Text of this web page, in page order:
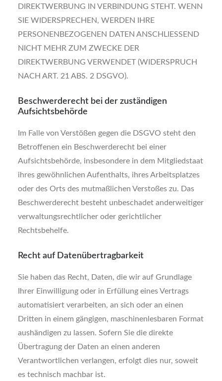
DIREKTWERBUNG IN VERBINDUNG STEHT. WENN
SIE WIDERSPRECHEN, WERDEN IHRE
PERSONENBEZOGENEN DATEN ANSCHLIESSEND
NICHT MEHR ZUM ZWECKE DER
DIREKTWERBUNG VERWENDET (WIDERSPRUCH
NACH ART. 21 ABS. 2 DSGVO).
Beschwerde­recht bei der zuständigen
Aufsichts­behörde
Im Falle von Verstößen gegen die DSGVO steht den
Betroffenen ein Beschwerderecht bei einer
Aufsichtsbehörde, insbesondere in dem Mitgliedstaat
ihres gewöhnlichen Aufenthalts, ihres Arbeitsplatzes
oder des Orts des mutmaßlichen Verstoßes zu. Das
Beschwerderecht besteht unbeschadet anderweitiger
verwaltungsrechtlicher oder gerichtlicher
Rechtsbehelfe.
Recht auf Daten­übertrag­barkeit
Sie haben das Recht, Daten, die wir auf Grundlage
Ihrer Einwilligung oder in Erfüllung eines Vertrags
automatisiert verarbeiten, an sich oder an einen
Dritten in einem gängigen, maschinenlesbaren Format
aushändigen zu lassen. Sofern Sie die direkte
Übertragung der Daten an einen anderen
Verantwortlichen verlangen, erfolgt dies nur, soweit
es technisch machbar ist.